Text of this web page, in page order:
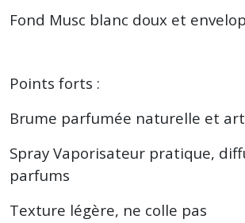
Fond Musc blanc doux et
Points forts :
Brume parfumée naturelle et
Spray Vaporisateur pratique,
parfums
Texture légère, ne colle pas